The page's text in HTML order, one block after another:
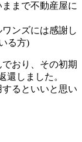
まで不動産屋に
ンズには感謝し
る方)
おり、その初期
還しました。
るといいと思い